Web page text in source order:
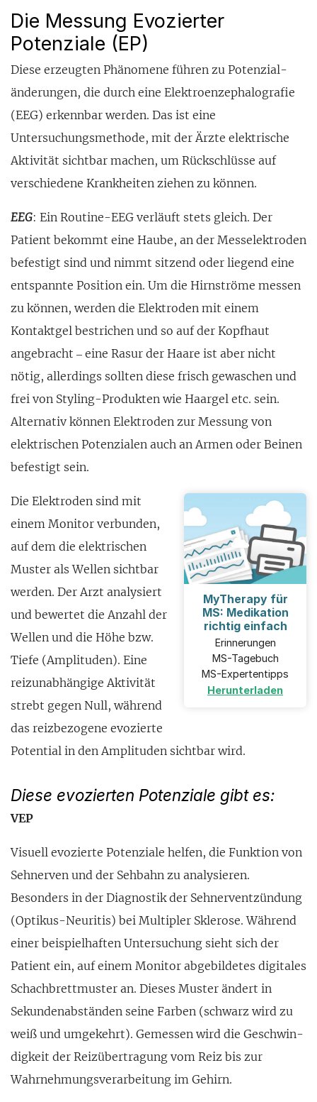
Die Messung Evozierter
Potenziale (EP)
Diese erzeugten Phänomene führen zu Potenzial­
änderungen, die durch eine Elektroenzephalografie
(EEG) erkennbar werden. Das ist eine
Untersuchungs­methode, mit der Ärzte elektrische
Aktivität sichtbar machen, um Rückschlüsse auf
verschiedene Krankheiten ziehen zu können.
EEG: Ein Routine-EEG verläuft stets gleich. Der
Patient bekommt eine Haube, an der Messelektroden
befestigt sind und nimmt sitzend oder liegend eine
entspannte Position ein. Um die Hirn­ströme messen
zu können, werden die Elektro­den mit einem
Kontaktgel bestrichen und so auf der Kopfhaut
angebracht – eine Rasur der Haare ist aber nicht
nötig, allerdings sollten diese frisch gewa­schen und
frei von Styling-Produkten wie Haargel etc. sein.
Alternativ können Elektroden zur Messung von
elektrischen Poten­zialen auch an Armen oder Beinen
befestigt sein.
MyTherapy für
MS: Medikation
richtig einfach
Erinnerungen
MS-Tagebuch
MS-Expertentipps
Herunterladen
Die Elektroden sind mit
einem Monitor verbunden,
auf dem die elektrischen
Muster als Wellen sichtbar
werden. Der Arzt analysiert
und bewertet die Anzahl der
Wel­len und die Höhe bzw.
Tiefe (Amplituden). Eine
reizun­abhängige Aktivität
strebt gegen Null, während
das reizbe­zogene evozierte
Potential in den Ampli­tuden sichtbar wird.
Diese evozierten Potenziale gibt es:
VEP
Visuell evozierte Poten­ziale helfen, die Funktion von
Sehnerven und der Sehbahn zu analysieren.
Besonders in der Diagnostik der Sehnervent­zündung
(Optikus-Neuritis) bei Multipler Sklerose. Während
einer beispielhaften Unter­suchung sieht sich der
Patient ein, auf einem Monitor abgebil­detes digitales
Schachbrett­muster an. Dieses Muster ändert in
Sekundenab­ständen seine Farben (schwarz wird zu
weiß und umgekehrt). Gemessen wird die Geschwin­
digkeit der Reiz­übertragung vom Reiz bis zur
Wahrnehmungs­verarbeitung im Gehirn.